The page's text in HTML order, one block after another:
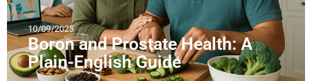
10/09/2025
Boron and Prostate Health: A
Plain-English Guide